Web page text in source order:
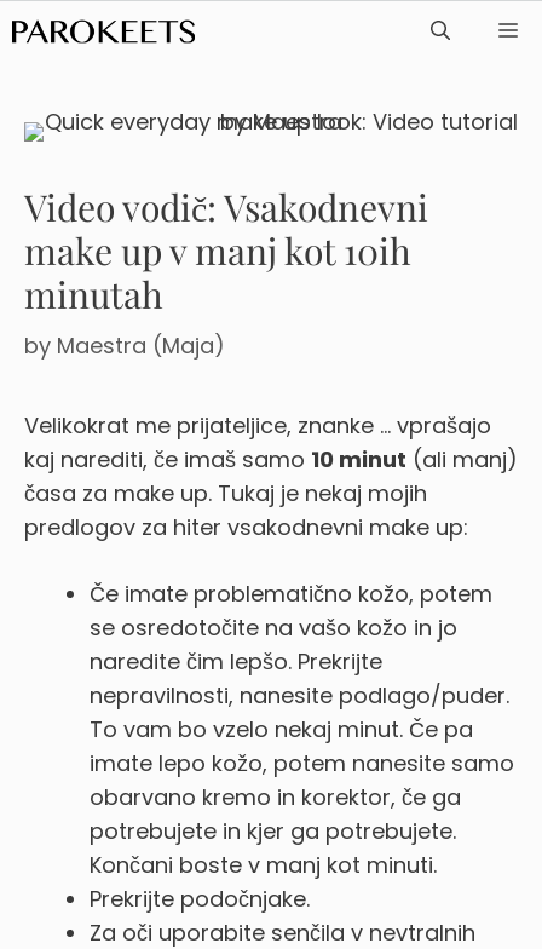
Skip
to
Video vodič: Vsakodnevni
make up v manj kot 10ih
minutah
by Maestra (Maja)
Velikokrat me prijateljice, znanke … vprašajo
kaj narediti, če imaš samo 10 minut (ali manj)
časa za make up. Tukaj je nekaj mojih
predlogov za hiter vsakodnevni make up:
Če imate problematično kožo, potem
se osredotočite na vašo kožo in jo
naredite čim lepšo. Prekrijte
nepravilnosti, nanesite podlago/puder.
To vam bo vzelo nekaj minut. Če pa
imate lepo kožo, potem nanesite samo
obarvano kremo in korektor, če ga
potrebujete in kjer ga potrebujete.
Končani boste v manj kot minuti.
Prekrijte podočnjake.
Za oči uporabite senčila v nevtralnih